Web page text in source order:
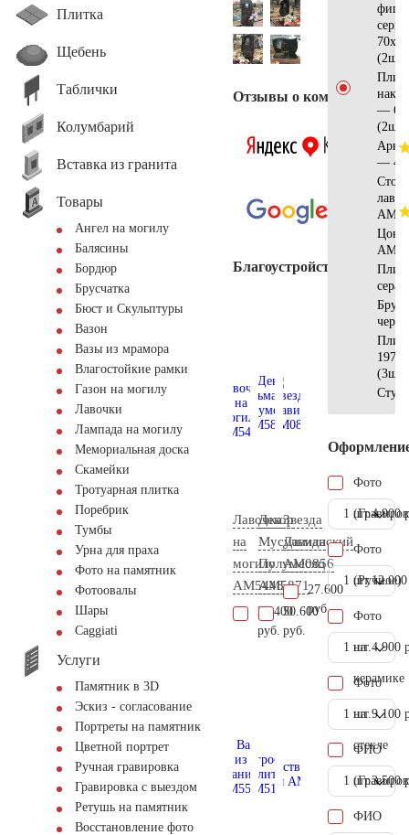
Плитка
Щебень
Таблички
Колумбарий
Вставка из гранита
Товары
Ангел на могилу
Балясины
Бордюр
Брусчатка
Бюст и Скульптуры
Вазон
Вазы из мрамора
Влагостойкие рамки
Газон на могилу
Лавочки
Лампада на могилу
Мемориальная доска
Скамейки
Тротуарная плитка
Поребрик
Тумбы
Урна для праха
Фото на памятник
Фотоовалы
Шары
Сaggiati
Услуги
Памятник в 3D
Эскиз - согласование
Портреты на памятник
Цветной портрет
Ручная гравировка
Гравировка с выездом
Ретушь на памятник
Восстановление фото
Отзывы о компании
Благоустройство
Лавочка
на
могилу
AM5448
23.400
руб.
Декор
Мусульманский
Полумесяц
AM5871
50.600
руб.
Звезда
Давида
AM0856
27.600
руб.
(2шт)
—
(2шт)
Арка
—
Стол
лавка
серая
(3шт)
Фото
1 шт.4.900
Фото
(Ручное)
1 шт.
Фото
на
керамике
1 шт. 4.900
Фото
на
стекле
1 шт. 9.100
ФИО
1 шт.3.500
ФИО